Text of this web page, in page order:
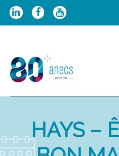
Aller
HAYS –